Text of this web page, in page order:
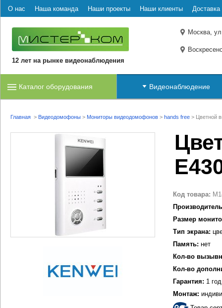
О нас Наша команда Наши проекты Наши клиенты Доставка
12 лет на рынке видеонаблюдения
Москва,
Каталог оборудования Видеонаблюдение
Главная > Видеодомофоны > Мониторы видеодомофонов > hands free > Цветной
Код товара:
Размер
Тип экрана:
Память: нет
Кол-во
Кол-во
Гарантия: 1 год
Монтаж: